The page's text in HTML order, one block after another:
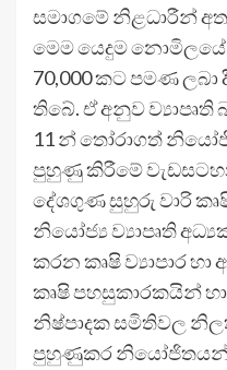
සමාගමේ නිළධාරීන්
මෙම යෙදුම නොමිලයේ
70,000 කට පමණ
තිබේ. ඒ අනුව ව්‍යාපෘති
11 න් තෝරාගත්
පුහුණු කිරීමේ
දේශගුණ සුහුරු වාරි
නියෝජ්‍ය ව්‍යාපෘති
කරන කෘෂි ව්‍යාපාර
කෘෂි පහසුකාරකයින් හා
නිෂ්පාදක සමිතිවල
පුහුණුකර නියෝජිතයන්